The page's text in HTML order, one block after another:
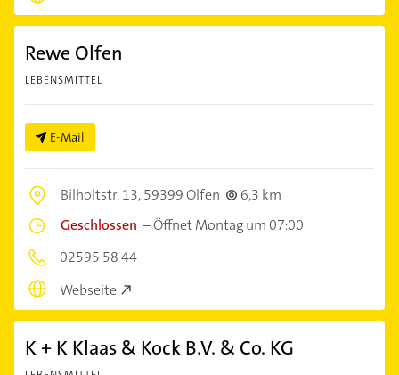
Rewe Olfen
LEBENSMITTEL
E-Mail
Bilholtstr. 13,59399 Olfen
6,3 km
Geschlossen –Öffnet Montag um 07:00
02595 58 44
Webseite
K + K Klaas & Kock B.V. & Co. KG